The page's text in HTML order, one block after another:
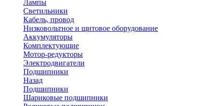
Лампы
Светильники
Кабель, провод
Низковольтное и щитовое оборудование
Аккумуляторы
Комплектующие
Мотор-редукторы
Электродвигатели
Подшипники
Назад
Подшипники
Шариковые подшипники